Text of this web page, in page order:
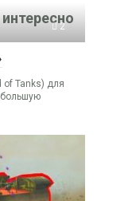
2
of Tanks) для